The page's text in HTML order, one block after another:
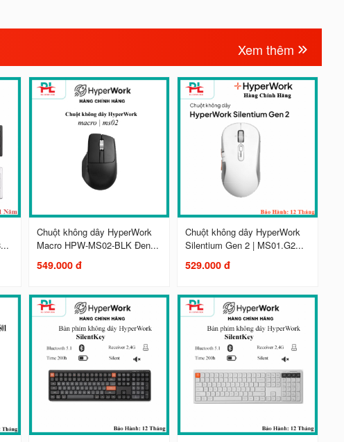
Xem thêm
Chuột không dây HyperWork
Macro HPW-MS02-BLK Đen...
549.000 đ
Chuột không dây HyperWork
Silentium Gen 2 | MS01.G2...
529.000 đ